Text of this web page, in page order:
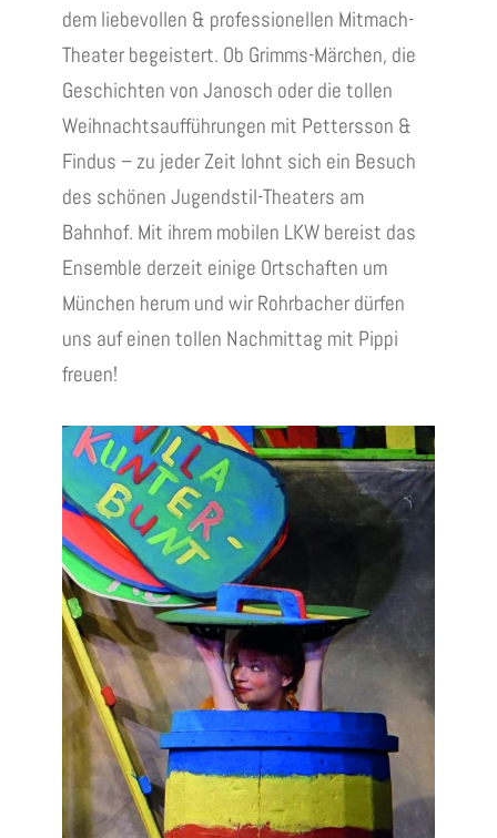
dem liebevollen & professionellen Mitmach-
Theater begeistert. Ob Grimms-Märchen, die
Geschichten von Janosch oder die tollen
Weihnachtsaufführungen mit Pettersson &
Findus – zu jeder Zeit lohnt sich ein Besuch
des schönen Jugendstil-Theaters am
Bahnhof. Mit ihrem mobilen LKW bereist das
Ensemble derzeit einige Ortschaften um
München herum und wir Rohrbacher dürfen
uns auf einen tollen Nachmittag mit Pippi
freuen!